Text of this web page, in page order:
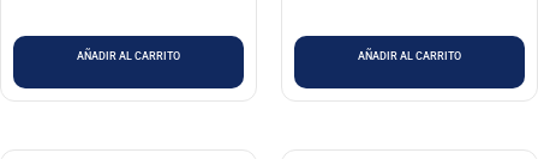
AÑADIR AL CARRITO AÑADIR AL CARRITO